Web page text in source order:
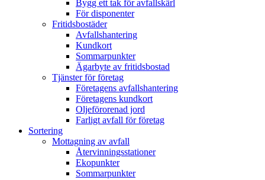
Bygg ett tak för avfallskärl
För disponenter
Fritidsbostäder
Avfallshantering
Kundkort
Sommarpunkter
Ägarbyte av fritidsbostad
Tjänster för företag
Företagens avfallshantering
Företagens kundkort
Oljeförorenad jord
Farligt avfall för företag
Sortering
Mottagning av avfall
Återvinningsstationer
Ekopunkter
Sommarpunkter